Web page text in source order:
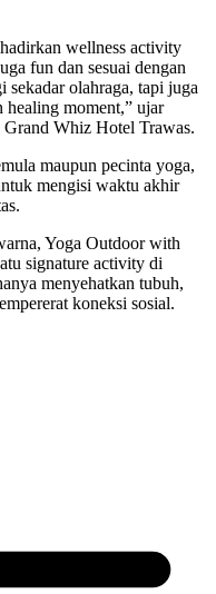
wellness activity
fun dan sesuai dengan
olahraga, tapi juga
healing moment,” ujar
Whiz Hotel Trawas.
maupun pecinta yoga,
mengisi waktu akhir
Yoga Outdoor with
signature activity di
menyehatkan tubuh,
koneksi sosial.